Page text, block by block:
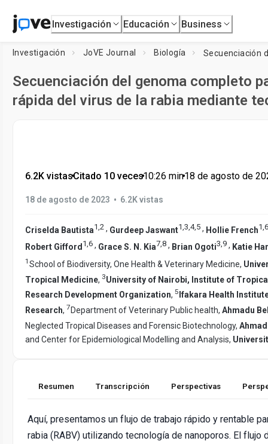
Investigación Educación Business
Investigación JoVE Journal Biología
Secuenciación del genoma completo
rápida del virus de la rabia mediante
6.2K vistas•Citado 10 veces•10:26 min•18 de agosto de
18 de agosto de 2023 • 6.2K vistas
Criselda Bautista1,2 , Gurdeep Jaswant1,3,4,5 , Hollie French1,6
Robert Gifford1 6 , Grace S. N. Kia7 8 , Brian Ogoti3 9 , Katie
1 School of Biodiversity, One Health & Veterinary Medicine,
Tropical Medicine, 3University of Nairobi, Institute of
Research Development Organization, 5 Ifakara Health
Research, 7 Department of Veterinary Public health, Ahmadu
Neglected Tropical Diseases and Forensic Biotechnology,
and Center for Epidemiological Modelling and Analysis,
Resumen Transcripción Perspectivas
Aquí, presentamos un flujo de trabajo rápido y rentable
rabia (RABV) utilizando tecnología de nanoporos. El flujo